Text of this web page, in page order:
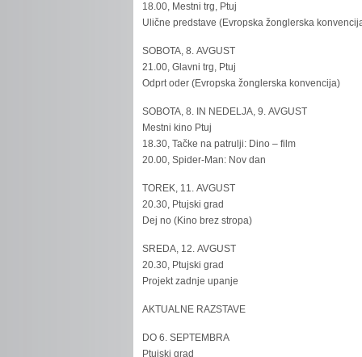
18.00, Mestni trg, Ptuj
Ulične predstave (Evropska žonglerska
SOBOTA, 8. AVGUST
21.00, Glavni trg, Ptuj
Odprt oder (Evropska žonglerska konvencija)
SOBOTA, 8. IN NEDELJA, 9. AVGUST
Mestni kino Ptuj
18.30, Tačke na patrulji: Dino – film
20.00, Spider-Man: Nov dan
TOREK, 11. AVGUST
20.30, Ptujski grad
Dej no (Kino brez stropa)
SREDA, 12. AVGUST
20.30, Ptujski grad
Projekt zadnje upanje
AKTUALNE RAZSTAVE
DO 6. SEPTEMBRA
Ptujski grad